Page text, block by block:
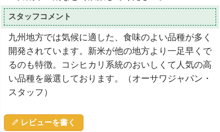
スタッフコメント
九州地方では気候に適した、食味のよい品種が多く
開発されています。新米が他の地方より一足早くで
るのも特徴。コシヒカリ系統のおいしくて人気の高
い品種を厳選しております。（オーサワジャパン・
スタッフ）
レビューを書く